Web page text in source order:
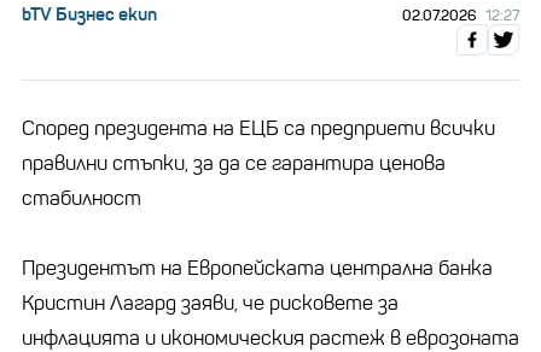
bTV Бизнес екип 02.07.2026 12:27
Според президента на ЕЦБ са предприети всички
правилни стъпки, за да се гарантира ценова
стабилност
Президентът на Европейската централна банка
Кристин Лагард заяви, че рисковете за
инфлацията и икономическия растеж в еврозоната